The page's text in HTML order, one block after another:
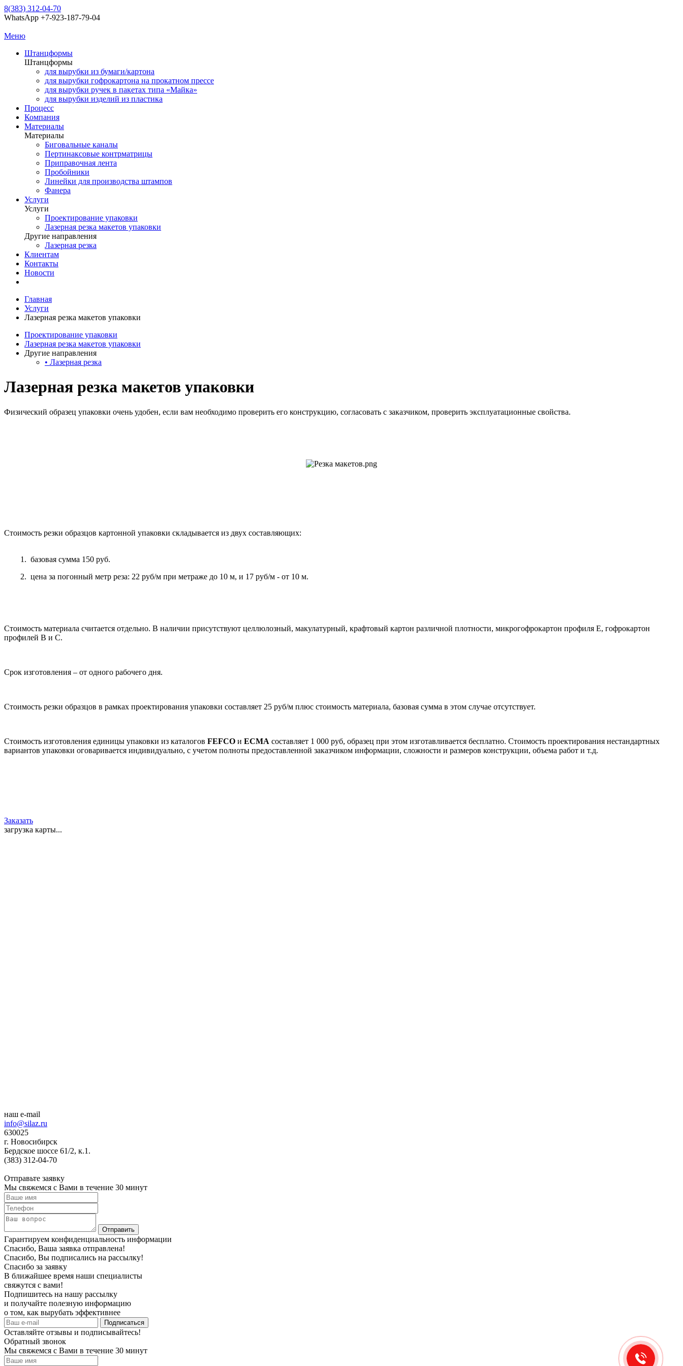
8(383) 312-04-70
WhatsApp +7-923-187-79-04
Меню
Штанцформы
Штанцформы
для вырубки из бумаги/картона
для вырубки гофрокартона на прокатном прессе
для вырубки ручек в пакетах типа «Майка»
для вырубки изделий из пластика
Процесс
Компания
Материалы
Материалы
Биговальные каналы
Пертинаксовые контрматрицы
Приправочная лента
Пробойники
Линейки для производства штампов
Фанера
Услуги
Услуги
Проектирование упаковки
Лазерная резка макетов упаковки
Другие направления
Лазерная резка
Клиентам
Контакты
Новости
Главная
Услуги
Лазерная резка макетов упаковки
Проектирование упаковки
Лазерная резка макетов упаковки
Другие направления
• Лазерная резка
Лазерная резка макетов упаковки
Физический образец упаковки очень удобен, если вам необходимо проверить его конструкцию, согласовать с заказчиком, проверить эксплуатационные свойства.
Стоимость резки образцов картонной упаковки складывается из двух составляющих:
1. базовая сумма 150 руб.
2. цена за погонный метр реза: 22 руб/м при метраже до 10 м, и 17 руб/м - от 10 м.
Стоимость материала считается отдельно. В наличии присутствуют целлюлозный, макулатурный, крафтовый картон различной плотности, микрогофрокартон профиля Е, гофрокартон
профилей В и С.
Срок изготовления – от одного рабочего дня.
Стоимость резки образцов в рамках проектирования упаковки составляет 25 руб/м плюс стоимость материала, базовая сумма в этом случае отсутствует.
Стоимость изготовления единицы упаковки из каталогов FEFCO и ECMA составляет 1 000 руб, образец при этом изготавливается бесплатно. Стоимость проектирования нестандартных
вариантов упаковки оговаривается индивидуально, с учетом полноты предоставленной заказчиком информации, сложности и размеров конструкции, объема работ и т.д.
Заказать
загрузка карты...
наш e-mail
info@silaz.ru
630025
г. Новосибирск
Бердское шоссе 61/2, к.1.
(383) 312-04-70
Отправьте заявку
Мы свяжемся с Вами в течение 30 минут
Гарантируем конфиденциальность информации
Спасибо, Ваша заявка отправлена!
Спасибо, Вы подписались на рассылку!
Спасибо за заявку
В ближайшее время наши специалисты
свяжутся с вами!
Подпишитесь на нашу рассылку
и получайте полезную информацию
о том, как вырубать эффективнее
Оставляйте отзывы и подписывайтесь!
Обратный звонок
Мы свяжемся с Вами в течение 30 минут